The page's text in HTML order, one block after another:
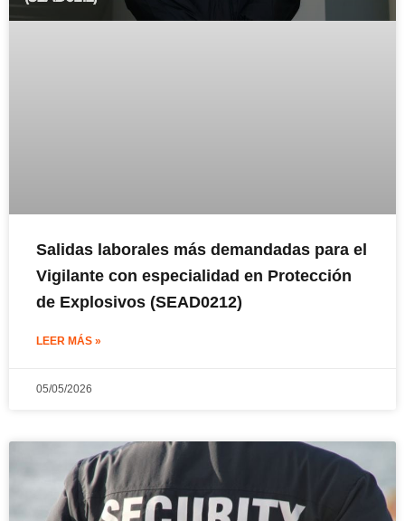
Salidas laborales más demandadas para el
Vigilante con especialidad en Protección
de Explosivos (SEAD0212)
LEER MÁS »
05/05/2026